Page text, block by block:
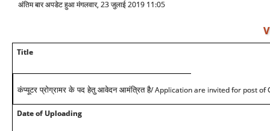
अंतिम बार अपडेट हुआ मंगलवार, 23 जुलाई 2019 11:05
Title
कंप्यूटर प्रोग्रामर के पद हेतु आवेदन आमंत्रित है/ Application are invited for post of
Date of Uploading